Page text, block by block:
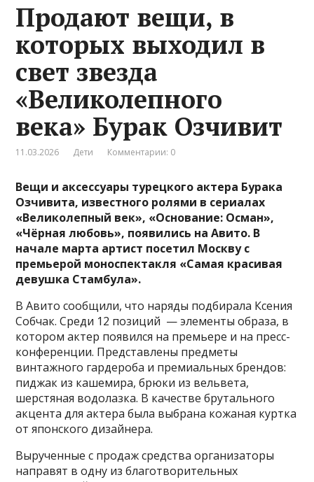
Продают вещи, в
которых выходил в
свет звезда
«Великолепного
века» Бурак Озчивит
11.03.2026 Дети Комментарии: 0
Вещи и аксессуары турецкого актера Бурака
Озчивита, известного ролями в сериалах
«Великолепный век», «Основание: Осман»,
«Чёрная любовь», появились на Авито. В
начале марта артист посетил Москву с
премьерой моноспектакля «Самая красивая
девушка Стамбула».
В Авито сообщили, что наряды подбирала Ксения
Собчак. Среди 12 позиций — элементы образа, в
котором актер появился на премьере и на пресс-
конференции. Представлены предметы
винтажного гардероба и премиальных брендов:
пиджак из кашемира, брюки из вельвета,
шерстяная водолазка. В качестве брутального
акцента для актера была выбрана кожаная куртка
от японского дизайнера.
Вырученные с продаж средства организаторы
направят в одну из благотворительных